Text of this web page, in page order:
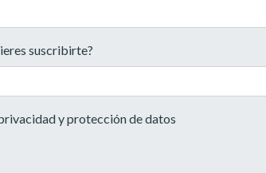
suscribirte?
y protección de datos